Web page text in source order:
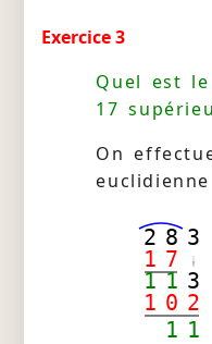
Exercice 3
Quel est
17
On
2 8 3
7
1
3
1
1
2
0
1
1
1